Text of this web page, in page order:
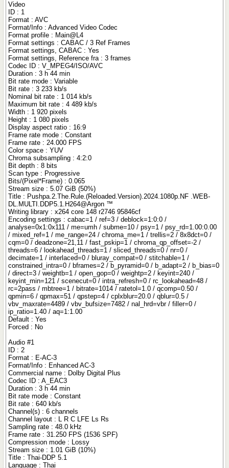
Video
ID : 1
Format : AVC
Format/Info : Advanced Video Codec
Format profile : Main@L4
Format settings : CABAC / 3 Ref Frames
Format settings, CABAC : Yes
Format settings, Reference fra : 3 frames
Codec ID : V_MPEG4/ISO/AVC
Duration : 3 h 44 min
Bit rate mode : Variable
Bit rate : 3 233 kb/s
Nominal bit rate : 1 014 kb/s
Maximum bit rate : 4 489 kb/s
Width : 1 920 pixels
Height : 1 080 pixels
Display aspect ratio : 16:9
Frame rate mode : Constant
Frame rate : 24.000 FPS
Color space : YUV
Chroma subsampling : 4:2:0
Bit depth : 8 bits
Scan type : Progressive
Bits/(Pixel*Frame) : 0.065
Stream size : 5.07 GiB (50%)
Title : Pushpa.2.The.Rule.(Reloaded.Version).2024.1080p.NF .WEB-
DL.MULTI.DDP5.1.H264@Argon ™
Writing library : x264 core 148 r2746 95846cf
Encoding settings : cabac=1 / ref=3 / deblock=1:0:0 /
analyse=0x1:0x111 / me=umh / subme=10 / psy=1 / psy_rd=1.00:0.00
/ mixed_ref=1 / me_range=24 / chroma_me=1 / trellis=2 / 8x8dct=0 /
cqm=0 / deadzone=21,11 / fast_pskip=1 / chroma_qp_offset=-2 /
threads=6 / lookahead_threads=1 / sliced_threads=0 / nr=0 /
decimate=1 / interlaced=0 / bluray_compat=0 / stitchable=1 /
constrained_intra=0 / bframes=2 / b_pyramid=0 / b_adapt=2 / b_bias=0
/ direct=3 / weightb=1 / open_gop=0 / weightp=2 / keyint=240 /
keyint_min=121 / scenecut=0 / intra_refresh=0 / rc_lookahead=48 /
rc=2pass / mbtree=1 / bitrate=1014 / ratetol=1.0 / qcomp=0.50 /
qpmin=6 / qpmax=51 / qpstep=4 / cplxblur=20.0 / qblur=0.5 /
vbv_maxrate=4489 / vbv_bufsize=7482 / nal_hrd=vbr / filler=0 /
ip_ratio=1.40 / aq=1:1.00
Default : Yes
Forced : No
Audio #1
ID : 2
Format : E-AC-3
Format/Info : Enhanced AC-3
Commercial name : Dolby Digital Plus
Codec ID : A_EAC3
Duration : 3 h 44 min
Bit rate mode : Constant
Bit rate : 640 kb/s
Channel(s) : 6 channels
Channel layout : L R C LFE Ls Rs
Sampling rate : 48.0 kHz
Frame rate : 31.250 FPS (1536 SPF)
Compression mode : Lossy
Stream size : 1.01 GiB (10%)
Title : Thai-DDP 5.1
Language : Thai